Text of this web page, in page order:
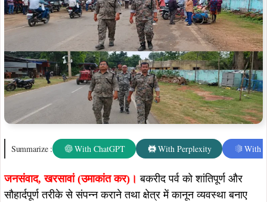
Summarize : With ChatGPT With Perplexity With
जनसंवाद, खरसावां (उमाकांत कर)।बकरीद पर्व को शांतिपूर्ण और
सौहार्दपूर्ण तरीके से संपन्न कराने तथा क्षेत्र में कानून व्यवस्था बनाए